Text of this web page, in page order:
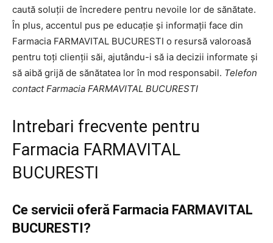
caută soluții de încredere pentru nevoile lor de sănătate.
În plus, accentul pus pe educație și informații face din
Farmacia FARMAVITAL BUCURESTI o resursă valoroasă
pentru toți clienții săi, ajutându-i să ia decizii informate și
să aibă grijă de sănătatea lor în mod responsabil. Telefon
contact Farmacia FARMAVITAL BUCURESTI
Intrebari frecvente pentru
Farmacia FARMAVITAL
BUCURESTI
Ce servicii oferă Farmacia FARMAVITAL
BUCURESTI?